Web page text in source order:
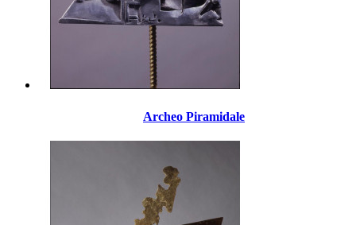
Archeo Piramidale